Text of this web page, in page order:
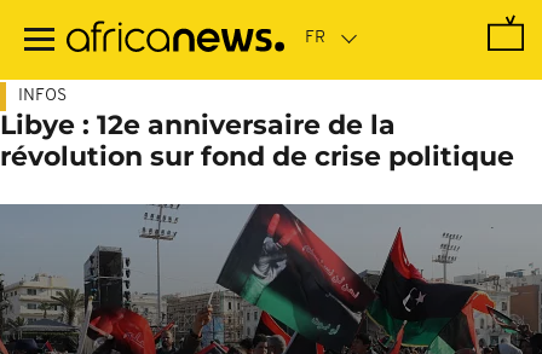
contenu
INFOS
Libye : 12e anniversaire de la
révolution sur fond de crise politique